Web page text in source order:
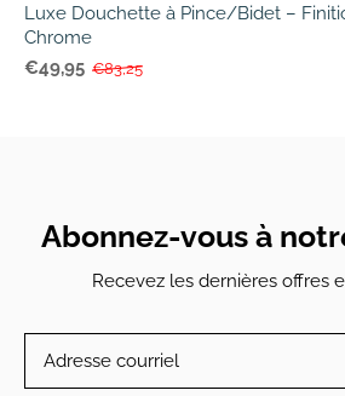
Luxe Douchette à Pince/Bidet –
Chrome
€49,95 €83,25
Abonnez-vous à
Recevez les dernières offres